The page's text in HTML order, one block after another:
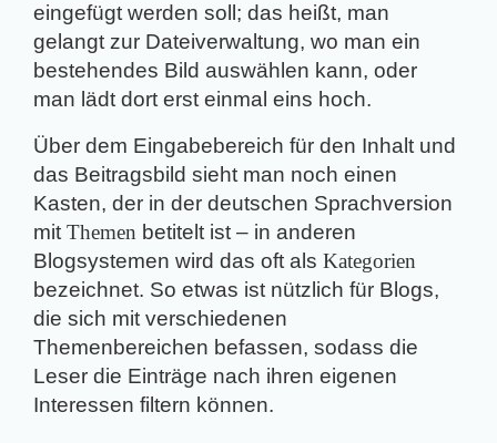
eingefügt werden soll; das heißt, man
gelangt zur Dateiverwaltung, wo man ein
bestehendes Bild auswählen kann, oder
man lädt dort erst einmal eins hoch.
Über dem Eingabebereich für den Inhalt und
das Beitragsbild sieht man noch einen
Kasten, der in der deutschen Sprachversion
mit Themen betitelt ist – in anderen
Blogsystemen wird das oft als  Kategorien
bezeichnet. So etwas ist nützlich für Blogs,
die sich mit verschiedenen
Themenbereichen befassen, sodass die
Leser die Einträge nach ihren eigenen
Interessen filtern können.